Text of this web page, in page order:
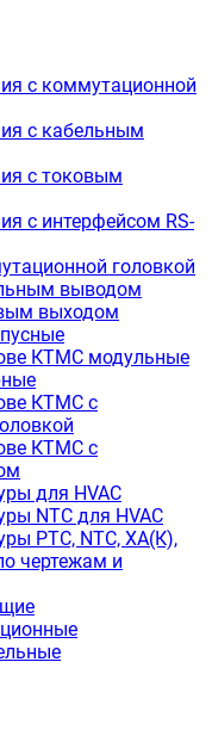
с коммутационной
с кабельным
с токовым
с интерфейсом RS-
головкой
выводом
выходом
КТМС модульные
КТМС с
КТМС с
для HVAC
NTC для HVAC
PTС, NTC, ХА(К),
чертежам и